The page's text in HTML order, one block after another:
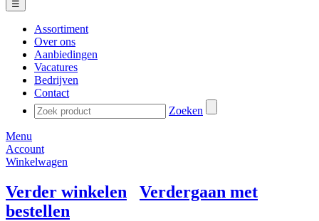
☰
Assortiment
Over ons
Aanbiedingen
Vacatures
Bedrijven
Contact
Zoeken
Menu
Account
Winkelwagen
Verder winkelen
Verdergaan met
bestellen